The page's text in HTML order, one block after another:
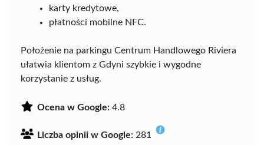
karty kredytowe,
płatności mobilne NFC.
Położenie na parkingu Centrum Handlowego Riviera
ułatwia klientom z Gdyni szybkie i wygodne
korzystanie z usług.
Ocena w Google: 4.8
Liczba opinii w Google: 281